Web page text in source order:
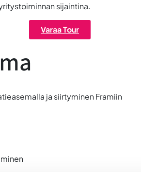
sijaintina.
Varaa Tour
ja siirtyminen Framiin